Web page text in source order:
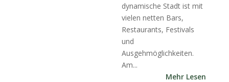
dynamische Stadt ist mit
vielen netten Bars,
Restaurants, Festivals
und
Ausgehmöglichkeiten.
Am...
Mehr Lesen